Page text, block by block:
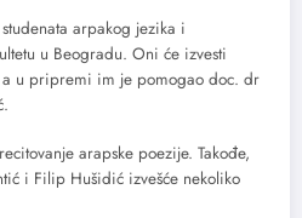
arpakog jezika i
u Beogradu. Oni će izvesti
a u pripremi im je pomogao doc. dr
arapske poezije. Takođe,
i Filip Hušidić izvešće nekoliko